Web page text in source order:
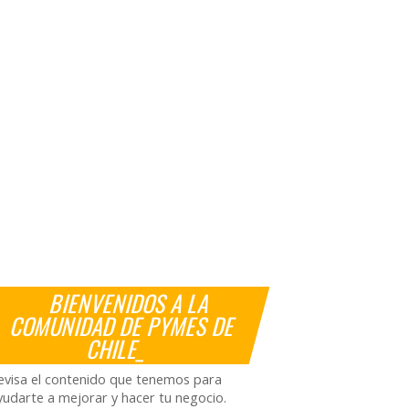
BIENVENIDOS A LA
COMUNIDAD DE PYMES DE
CHILE_
el contenido que tenemos para
a mejorar y hacer tu negocio.